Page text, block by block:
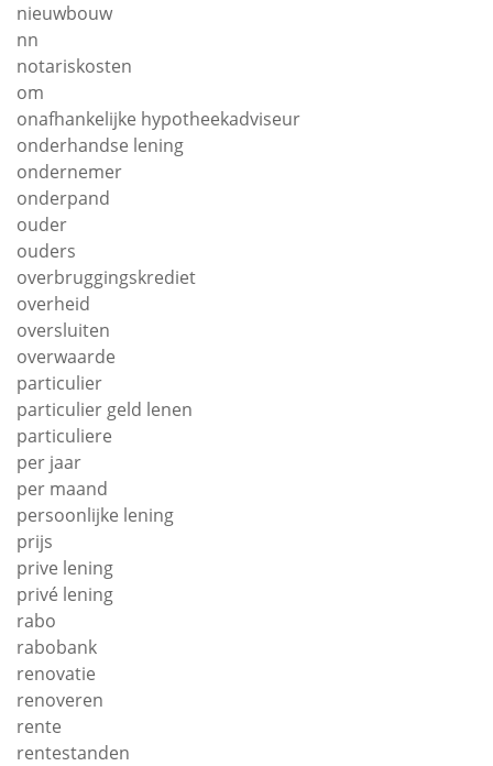
nieuwbouw
nn
notariskosten
om
onafhankelijke hypotheekadviseur
onderhandse lening
ondernemer
onderpand
ouder
ouders
overbruggingskrediet
overheid
oversluiten
overwaarde
particulier
particulier geld lenen
particuliere
per jaar
per maand
persoonlijke lening
prijs
prive lening
privé lening
rabo
rabobank
renovatie
renoveren
rente
rentestanden